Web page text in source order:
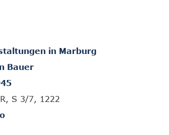
in Marburg
Bauer
S 3/7, 1222